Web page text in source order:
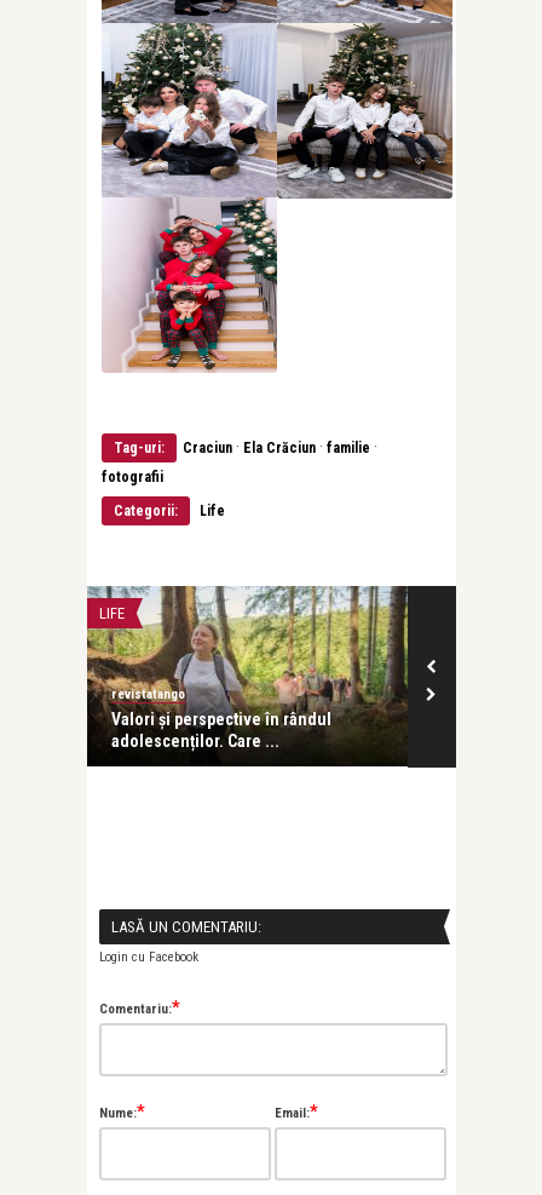
Tag-uri: Craciun · Ela Crăciun · familie ·
fotografii
Categorii:
Life
LIFE
revistatango
Valori și perspective în rândul
adolescenților. Care ...
LASĂ UN COMENTARIU:
Login cu Facebook
Comentariu:*
Nume:* Email:*